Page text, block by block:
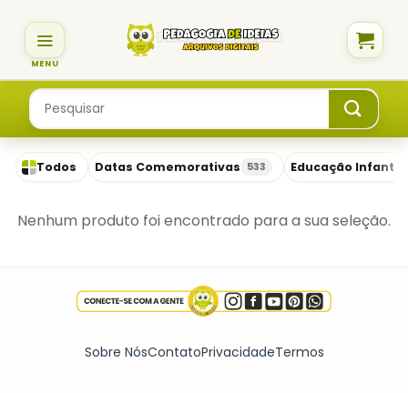
content
Pesquisar
por:
Todos Datas Comemorativas 533 Educação Infantil
Nenhum produto foi encontrado para a sua seleção.
Sobre NósContatoPrivacidadeTermos